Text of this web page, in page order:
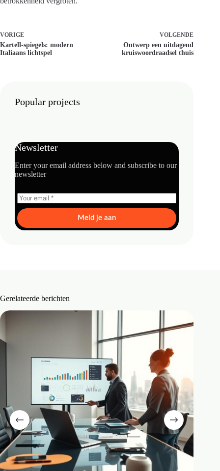
VORIGE
Kartell-spiegels: modern
Italiaans lichtspel
VOLGENDE
Ontwerp een uitdagend
kruiswoordraadsel thuis
Popular projects
Newsletter
Enter your email address below and subscribe to our
newsletter
Meld je aan
Gerelateerde berichten